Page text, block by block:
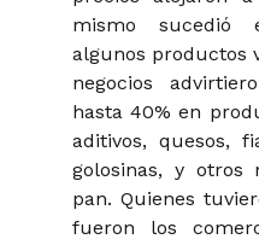
mismo sucedió
algunos productos
negocios
hasta 40% en
aditivos, quesos,
golosinas, y otros
pan. Quienes
fueron los